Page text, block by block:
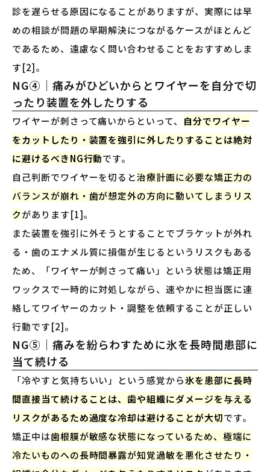
診を遅らせる原因になることがありますが、実際には早
めの相談が問題の早期解決につながるケースがほとんど
であるため、遠慮なく問い合わせることをおすすめしま
す[2]。
NG④｜痛みがひどいからとワイヤーを自分で切
ったり装置を外したりする
ワイヤーが刺さって痛いからといって、
自分でワイヤー
をカットしたり・装置を強引に外したりすることは絶対
に避けるべきNG行動です。
自己判断でワイヤーを切ると治療計画に必要な矯正力の
バランスが崩れ・歯が想定外の方向に動いてしまうリス
クがあります[1]。
また装置を強引に外そうとすることでブラケットが外れ
る・歯のエナメル質に損傷が生じるというリスクもある
ため、「ワイヤーが刺さって痛い」という状態は矯正用
ワックスで一時的に対処しながら、速やかに担当医に連
絡してワイヤーのカット・調整を依頼することが正しい
行動です[2]。
NG⑤｜痛みを紛らわすために氷を長時間患部に
当て続ける
「冷やすと気持ちいい」という感覚から氷を患部に長時
間直接当て続けることは、歯や組織にダメージを与える
リスクがあるため過度な冷却は避けることが大切です。
矯正中は歯根膜が敏感な状態になっているため、極端に
冷たいものへの長時間暴露が知覚過敏を悪化させたり・